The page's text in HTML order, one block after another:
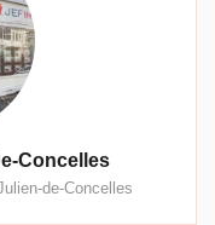
Concelles
de-Concelles